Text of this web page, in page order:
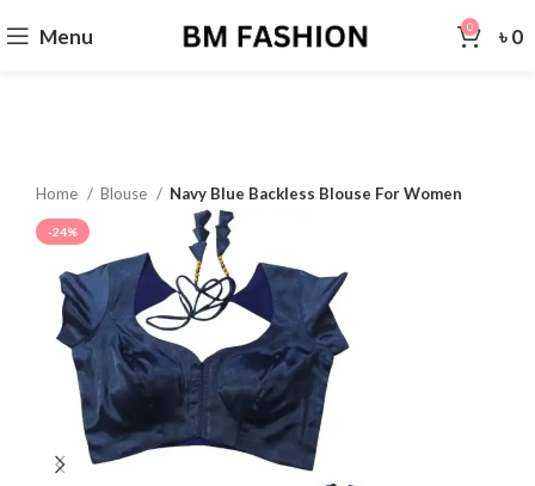
Menu 0 ৳0
Home Blouse Navy Blue Backless Blouse For Women
-24%